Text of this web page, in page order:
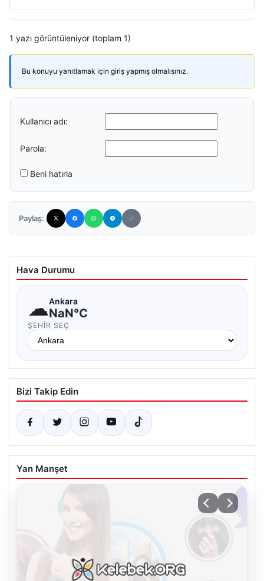
1 yazı görüntüleniyor (toplam 1)
Bu konuyu yanıtlamak için giriş yapmış olmalısınız.
Kullanıcı adı:
Parola:
Beni hatırla
Paylaş:
Hava Durumu
☁Ankara
NaN°C
ŞEHIR SEÇ
Bizi Takip Edin
Yan Manşet